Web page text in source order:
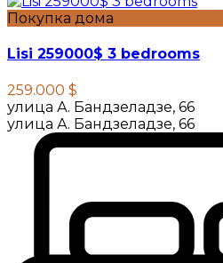
Покупка дома
Lisi 259000$ 3 bedrooms
259.000 $
улица А. Бандзеладзе, 66
улица А. Бандзеладзе, 66